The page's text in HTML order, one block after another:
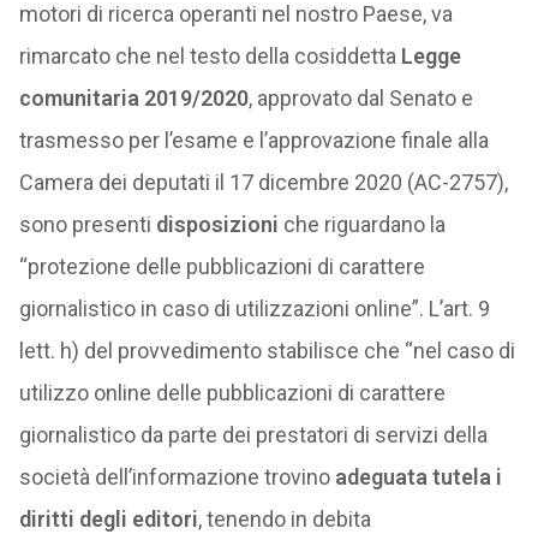
motori di ricerca operanti nel nostro Paese, va
rimarcato che nel testo della cosiddetta Legge
comunitaria 2019/2020, approvato dal Senato e
trasmesso per l’esame e l’approvazione finale alla
Camera dei deputati il 17 dicembre 2020 (AC-2757),
sono presenti disposizioni che riguardano la
“protezione delle pubblicazioni di carattere
giornalistico in caso di utilizzazioni online”. L’art. 9
lett. h) del provvedimento stabilisce che “nel caso di
utilizzo online delle pubblicazioni di carattere
giornalistico da parte dei prestatori di servizi della
società dell’informazione trovino adeguata tutela i
diritti degli editori, tenendo in debita